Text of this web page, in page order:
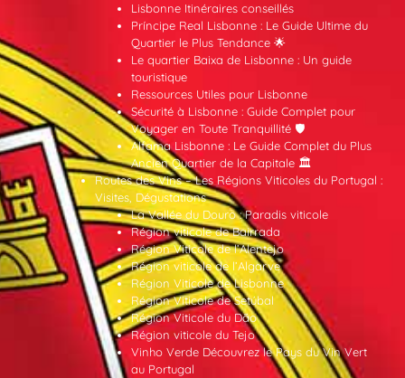
Lisbonne Itinéraires conseillés
Príncipe Real Lisbonne : Le Guide Ultime du
Quartier le Plus Tendance 🌟
Le quartier Baixa de Lisbonne : Un guide
touristique
Ressources Utiles pour Lisbonne
Sécurité à Lisbonne : Guide Complet pour
Voyager en Toute Tranquillité 🛡️
Alfama Lisbonne : Le Guide Complet du Plus
Ancien Quartier de la Capitale 🏛️
Routes des Vins – Les Régions Viticoles du Portugal :
Visites, Dégustations
La Vallée du Douro : Paradis viticole
Région viticole de Bairrada
Région Viticole de l’Alentejo
Région viticole de l’Algarve
Région Viticole de Lisbonne
Région Viticole de Setúbal
Région Viticole du Dão
Région viticole du Tejo
Vinho Verde Découvrez le Pays du Vin Vert
au Portugal